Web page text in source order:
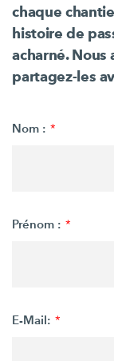
chaque
histoire de
acharné.
partagez-les